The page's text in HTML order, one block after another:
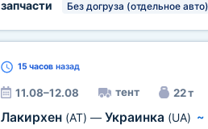
запчасти
Без догруза (отдельное авто)
15 часовназад
11.08–12.08 тент 22 т
Лакирхен (AT) — Украинка (UA) ~